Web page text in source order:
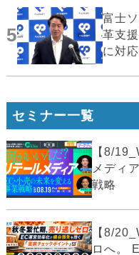
5
富士
革支
に対応
セミナー一覧
【8/
メディ
戦略
【8/
ロへ。